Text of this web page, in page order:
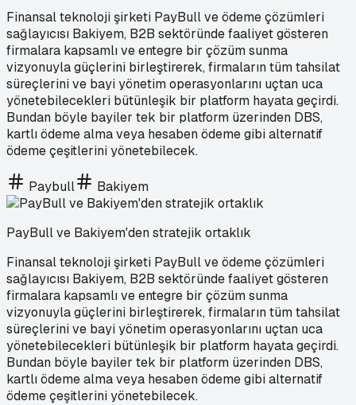
Finansal teknoloji şirketi PayBull ve ödeme çözümleri
sağlayıcısı Bakiyem, B2B sektöründe faaliyet gösteren
firmalara kapsamlı ve entegre bir çözüm sunma
vizyonuyla güçlerini birleştirerek, firmaların tüm tahsilat
süreçlerini ve bayi yönetim operasyonlarını uçtan uca
yönetebilecekleri bütünleşik bir platform hayata geçirdi.
Bundan böyle bayiler tek bir platform üzerinden DBS,
kartlı ödeme alma veya hesaben ödeme gibi alternatif
ödeme çeşitlerini yönetebilecek.
Paybull Bakiyem
PayBull ve Bakiyem'den stratejik ortaklık
Finansal teknoloji şirketi PayBull ve ödeme çözümleri
sağlayıcısı Bakiyem, B2B sektöründe faaliyet gösteren
firmalara kapsamlı ve entegre bir çözüm sunma
vizyonuyla güçlerini birleştirerek, firmaların tüm tahsilat
süreçlerini ve bayi yönetim operasyonlarını uçtan uca
yönetebilecekleri bütünleşik bir platform hayata geçirdi.
Bundan böyle bayiler tek bir platform üzerinden DBS,
kartlı ödeme alma veya hesaben ödeme gibi alternatif
ödeme çeşitlerini yönetebilecek.